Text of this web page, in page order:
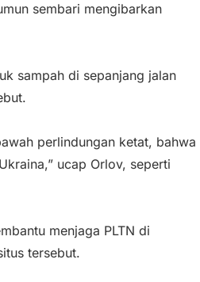
sembari mengibarkan
sampah di sepanjang jalan
perlindungan ketat, bahwa
ucap Orlov, seperti
menjaga PLTN di
tersebut.